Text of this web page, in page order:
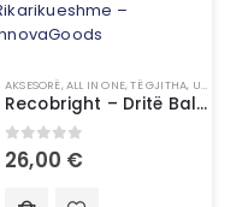
UNCATEGORIZED
AKSESORË,ALL IN ONE,TË GJITHA, UNCATEGORIZED
Recobright – Dritë Ballore LED e Rikarikueshme – InnovaGoods
0out of 5
26,00 €